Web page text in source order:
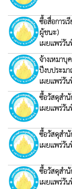
ซื้อสื่อการ
ผู้ชนะ)
เผยแพร่วั
จ้างเหมา
ปีงบประม
เผยแพร่วั
ซื้อวัสดุสำนั
เผยแพร่วั
ซื้อวัสดุสำนั
เผยแพร่วั
ซื้อวัสดุสำนั
เผยแพร่วั